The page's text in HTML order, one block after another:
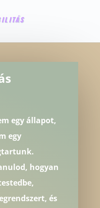
egy állapot,
egy
hogyan
és